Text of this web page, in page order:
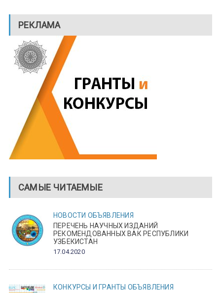
РЕКЛАМА
САМЫЕ ЧИТАЕМЫЕ
НОВОСТИ ОБЪЯВЛЕНИЯ
ПЕРЕЧЕНЬ НАУЧНЫХ ИЗДАНИЙ
РЕКОМЕНДОВАННЫХ ВАК РЕСПУБЛИКИ
УЗБЕКИСТАН
17.04.2020
КОНКУРСЫ И ГРАНТЫ ОБЪЯВЛЕНИЯ